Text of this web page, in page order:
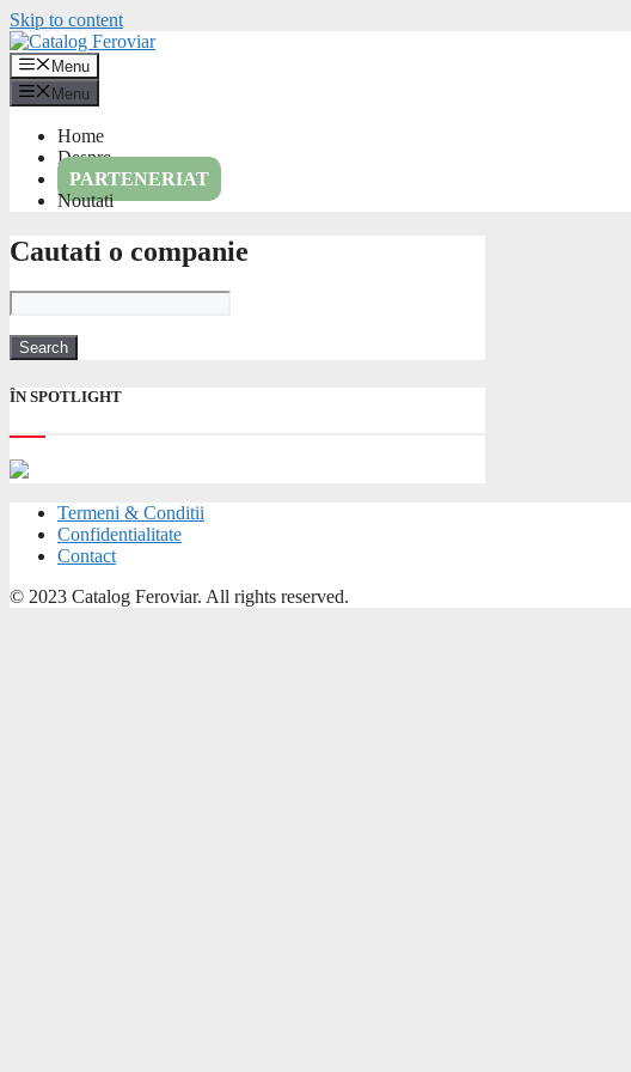
Skip to content
Menu
Menu
Home
Despre
PARTENERIAT
Noutati
Cautati o companie
ÎN SPOTLIGHT
Termeni & Conditii
Confidentialitate
Contact
© 2023 Catalog Feroviar. All rights reserved.